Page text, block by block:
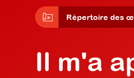
Répertoire des
Il m'a